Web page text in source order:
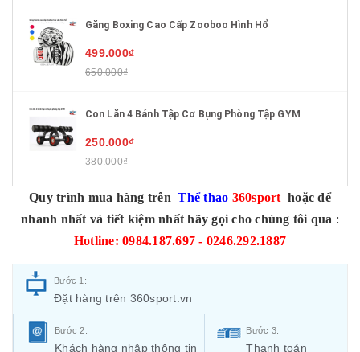
Găng Boxing Cao Cấp Zooboo Hình Hổ
499.000₫
650.000₫
Con Lăn 4 Bánh Tập Cơ Bụng Phòng Tập GYM
250.000₫
380.000₫
Quy trình mua hàng trên Thể thao 360sport hoặc để
nhanh nhất và tiết kiệm nhất hãy gọi cho chúng tôi qua :
Hotline: 0984.187.697 - 0246.292.1887
Bước 1:
Đặt hàng trên 360sport.vn
Bước 2:
Khách hàng nhập thông tin
Bước 3:
Thanh toán